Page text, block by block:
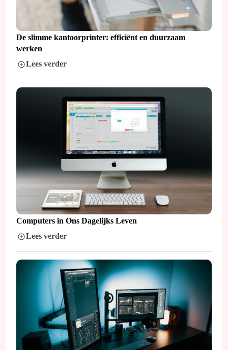
De slimme kantoorprinter: efficiënt en duurzaam
werken
Lees verder
Computers in Ons Dagelijks Leven
Lees verder